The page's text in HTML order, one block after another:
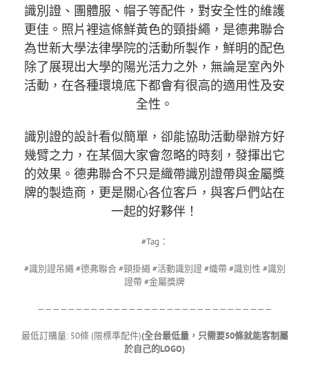
識別證、團體服、帽子等配件，對安全性的維護
更佳。照片裡這條鮮黃色的頸掛繩，是德弗聯合
為世新大學法律學院的活動所製作，鮮明的配色
除了展現出大學的陽光活力之外，無論是室內外
活動，在各種環境底下都會有很高的適用性及安
全性。
識別證的設計看似簡單，卻能協助活動舉辦方好
幾臂之力，在某個大家會忽略的時刻，發揮出它
的效果。德弗聯合不只是織帶識別證帶與金屬獎
牌的製造商，更是關心各位客戶，與客戶們站在
一起的好夥伴！
#Tag：
#識別證吊繩 #德弗聯合 #頸掛繩 #活動識別證 #織帶 #識別性 #識別
證帶 #金屬獎牌
———————————————————————————————
最低訂購量: 50條 (限標準配件)(全台最低量，只需要50條就能客制屬
於自己的LOGO)